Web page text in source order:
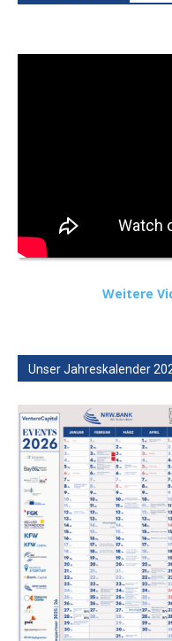
Weitere
Unser Jahreskalender